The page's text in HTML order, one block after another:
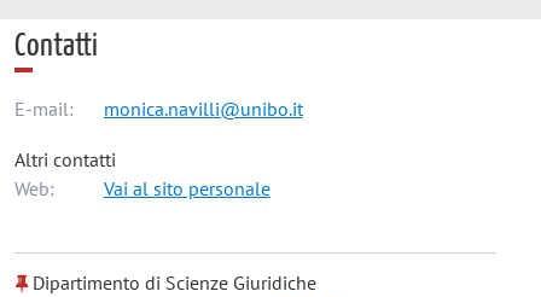
Contatti
E-mail: monica.navilli@unibo.it
Altri contatti
Web:
Vai al sito personale
Dipartimento di Scienze Giuridiche